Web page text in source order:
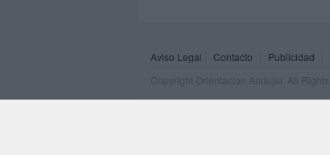
Aviso Legal Contacto Publicidad